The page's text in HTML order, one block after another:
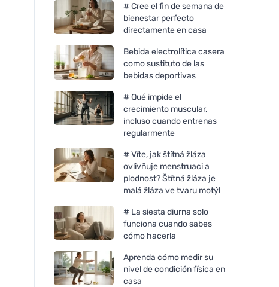
# Cree el fin de semana de
bienestar perfecto
directamente en casa
Bebida electrolítica casera
como sustituto de las
bebidas deportivas
# Qué impide el
crecimiento muscular,
incluso cuando entrenas
regularmente
# Víte, jak štítná žláza
ovlivňuje menstruaci a
plodnost? Štítná žláza je
malá žláza ve tvaru motýl
# La siesta diurna solo
funciona cuando sabes
cómo hacerla
Aprenda cómo medir su
nivel de condición física en
casa